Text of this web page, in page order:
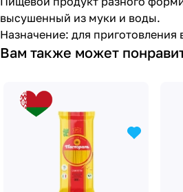
высушенный из муки и воды.
Назначение: для приготовления
Вам также может